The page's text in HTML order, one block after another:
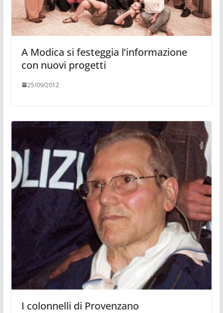
A Modica si festeggia l’informazione
con nuovi progetti
25/09/2012
I colonnelli di Provenzano